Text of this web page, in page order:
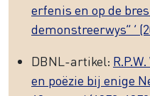
erfenis en op de
demonstreerwys” ’
DBNL-artikel:
en poëzie bij enige